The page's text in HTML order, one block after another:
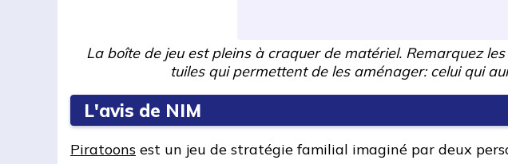
La boîte de jeu est pleins à craquer de matériel. Remarquez
tuiles qui permettent de les aménager: celui qui
L'avis de NIM
Piratoons est un jeu de stratégie familial imaginé par deux